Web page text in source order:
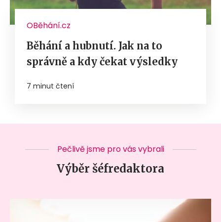
OBěhání.cz
Běhání a hubnutí. Jak na to
správně a kdy čekat výsledky
7 minut čtení
Pečlivě jsme pro vás vybrali
Výběr šéfredaktora